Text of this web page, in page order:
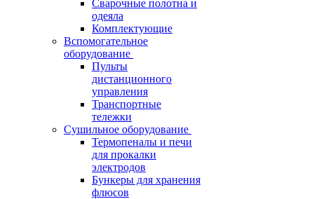
Сварочные полотна и
одеяла
Комплектующие
Вспомогательное
оборудование
Пульты
дистанционного
управления
Транспортные
тележки
Сушильное оборудование
Термопеналы и печи
для прокалки
электродов
Бункеры для хранения
флюсов